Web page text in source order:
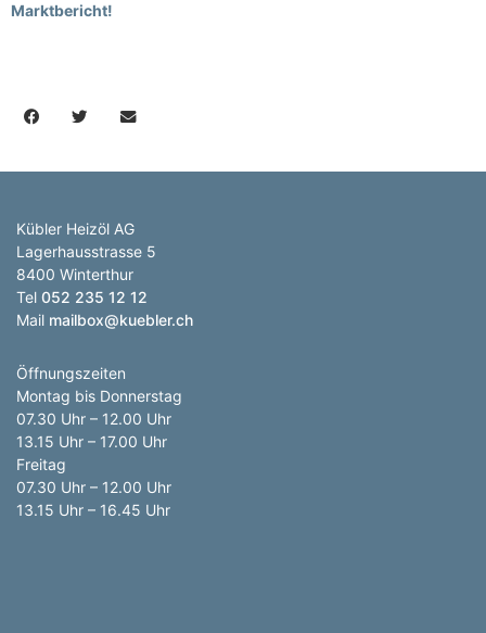
Marktbericht!
Kübler Heizöl AG
Lagerhausstrasse 5
8400 Winterthur
Tel 052 235 12 12
Mail mailbox@kuebler.ch
Öffnungszeiten
Montag bis Donnerstag
07.30 Uhr – 12.00 Uhr
13.15 Uhr – 17.00 Uhr
Freitag
07.30 Uhr – 12.00 Uhr
13.15 Uhr – 16.45 Uhr